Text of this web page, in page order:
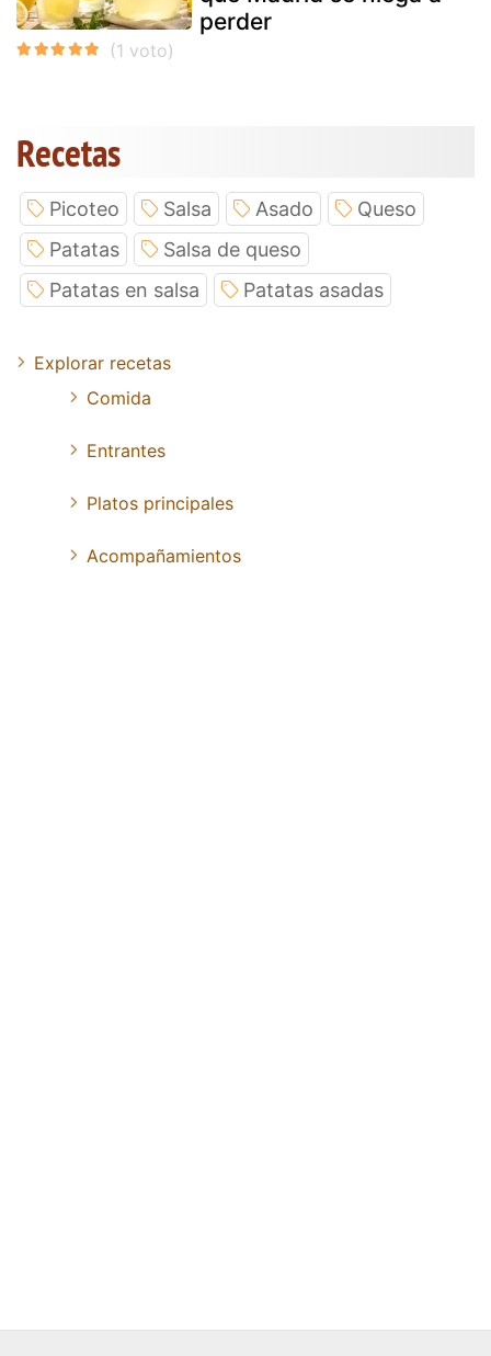
perder
Recetas
Picoteo Salsa Asado
Queso
Patatas
Salsa de queso
Patatas en salsa
Patatas asadas
Explorar recetas
Comida
Entrantes
Platos principales
Acompañamientos